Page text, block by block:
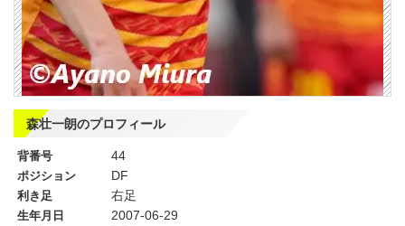
森壮一朗のプロフィール
背番号 44
ポジション DF
利き足 右足
生年月日 2007-06-29